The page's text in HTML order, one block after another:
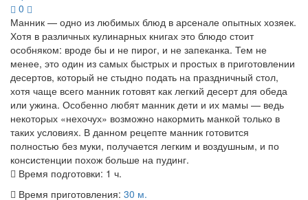
0
Манник — одно из любимых блюд в арсенале опытных хозяек.
Хотя в различных кулинарных книгах это блюдо стоит
особняком: вроде бы и не пирог, и не запеканка. Тем не
менее, это один из самых быстрых и простых в приготовлении
десертов, который не стыдно подать на праздничный стол,
хотя чаще всего манник готовят как легкий десерт для обеда
или ужина. Особенно любят манник дети и их мамы — ведь
некоторых «нехочух» возможно накормить манкой только в
таких условиях. В данном рецепте манник готовится
полностью без муки, получается легким и воздушным, и по
консистенции похож больше на пудинг.
Время подготовки: 1 ч.
Время приготовления: 30 м.